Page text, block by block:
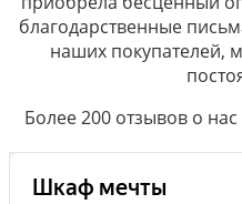
благодарственные
наших покупателей,
Более 200 отзывов о